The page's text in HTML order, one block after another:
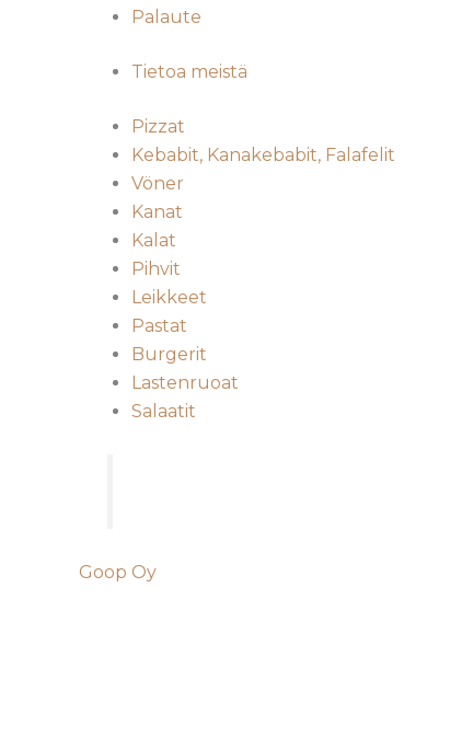
Palaute
Tietoa meistä
Pizzat
Kebabit, Kanakebabit, Falafelit
Vöner
Kanat
Kalat
Pihvit
Leikkeet
Pastat
Burgerit
Lastenruoat
Salaatit
Goop Oy